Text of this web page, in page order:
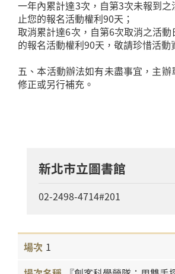
一年內累計達3次，自第3次未報到
止您的報名活動權利90天；
取消累計達6次，自第6次取消之活
的報名活動權利90天，敬請珍惜活動
五、本活動辦法如有未盡事宜，主
修正或另行補充。
新北市立圖書館
02-2498-4714#201
1